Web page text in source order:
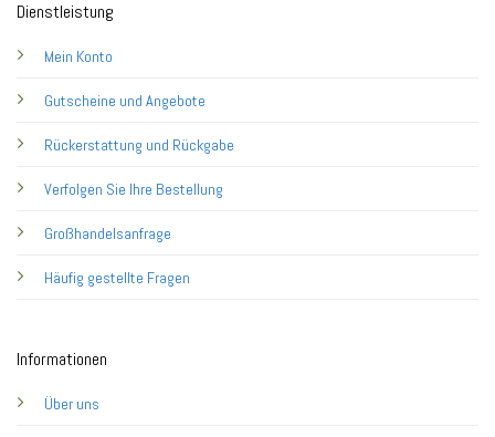
Dienstleistung
Mein Konto
Gutscheine und Angebote
Rückerstattung und Rückgabe
Verfolgen Sie Ihre Bestellung
Großhandelsanfrage
Häufig gestellte Fragen
Informationen
Über uns